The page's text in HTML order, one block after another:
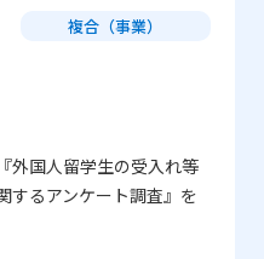
複合（事業）
外国人留学生の受入れ等
するアンケート調査』を